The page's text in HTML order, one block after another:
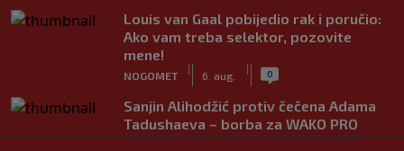
Louis van Gaal pobijedio rak i poručio:
Ako vam treba selektor, pozovite
mene!
NOGOMET
|
6. aug.
| 0
Sanjin Alihodžić protiv čečena Adama
Tadushaeva – borba za WAKO PRO
titulu